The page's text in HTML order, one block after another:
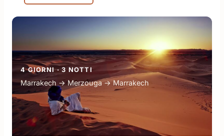
4 GIORNI · 3 NOTTI
Marrakech → Merzouga → Marrakech